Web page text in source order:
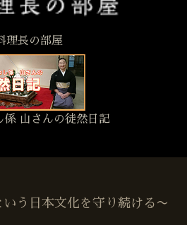
理長の部屋
係 山さんの徒然日記
う日本文化を守り続ける〜